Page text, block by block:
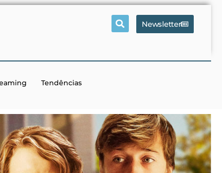
Newsletter
Tendências